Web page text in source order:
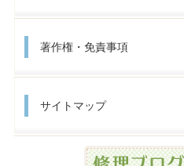
著作権・免責事項
サイトマップ